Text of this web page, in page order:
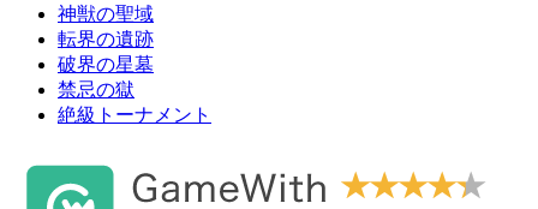
神獣の聖域
転界の遺跡
破界の星墓
禁忌の獄
絶級トーナメント